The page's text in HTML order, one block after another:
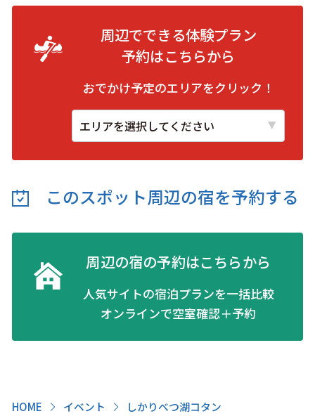
HOME イベント しかりべつ湖コタン
周辺でできる体験プラン
予約はこちらから
おでかけ予定のエリアをクリック！
このスポット周辺の宿を予約する
周辺の宿の予約はこちらから
人気サイトの宿泊プランを一括比較
オンラインで空室確認＋予約